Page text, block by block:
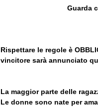
Guarda
Rispettare le regole è
vincitore sarà annunciato
La maggior parte delle
Le donne sono nate per